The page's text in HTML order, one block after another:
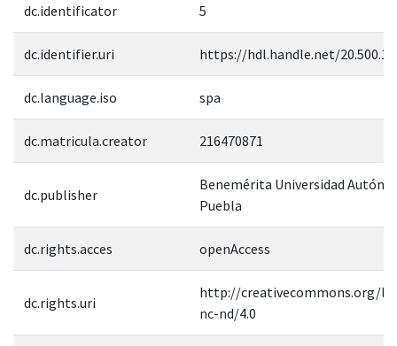
dc.identificator 5
dc.identifier.uri https://hdl.handle.net/
dc.language.iso spa
dc.matricula.creator 216470871
dc.publisher
Benemérita Universidad
Puebla
dc.rights.acces openAccess
dc.rights.uri
http://creativecommons.org/
nc-nd/4.0